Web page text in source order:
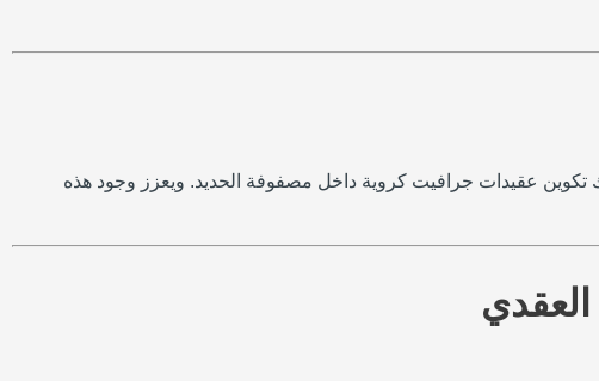
تكوين عقيدات جرافيت كروية داخل مصفوفة الحديد. ويعزز وجود هذه